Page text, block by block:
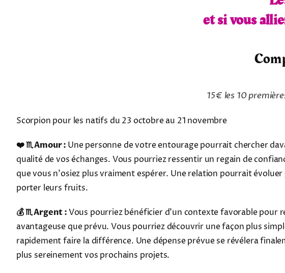
et si vous
15€ les 10
Scorpion pour les natifs du 23 octobre au 21 novembre
❤️ ♏ Amour : Une personne de votre entourage pourrait chercher
qualité de vos échanges. Vous pourriez ressentir un regain de
que vous n'osiez plus vraiment espérer. Une relation pourrait
porter leurs fruits.
💰 ♏ Argent :Vous pourriez bénéficier d'un contexte favorable pour
avantageuse que prévu. Vous pourriez découvrir une façon plus
rapidement faire la différence. Une dépense prévue se révélera
plus sereinement vos prochains projets.